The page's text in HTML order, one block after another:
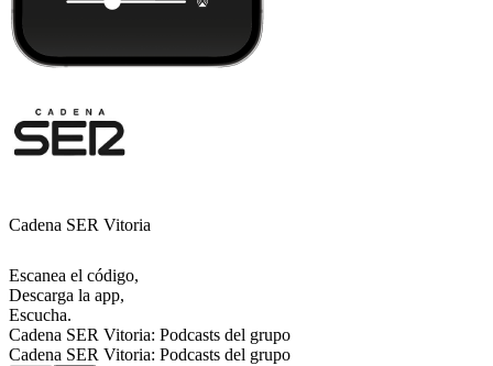
Cadena SER Vitoria
Escanea el código,
Descarga la app,
Escucha.
Cadena SER Vitoria: Podcasts del grupo
Cadena SER Vitoria: Podcasts del grupo